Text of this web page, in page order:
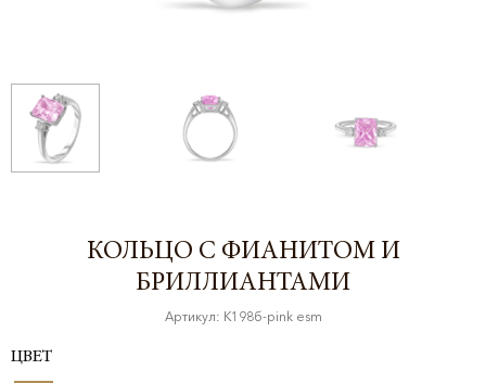
КОЛЬЦО С ФИАНИТОМ И
БРИЛЛИАНТАМИ
Артикул: К198б-pink esm
ЦВЕТ